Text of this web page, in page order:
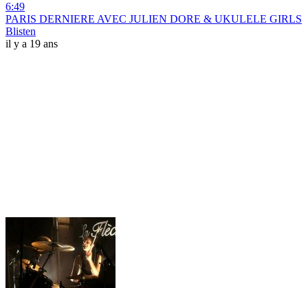
6:49
PARIS DERNIERE AVEC JULIEN DORE & UKULELE GIRLS
Blisten
il y a 19 ans